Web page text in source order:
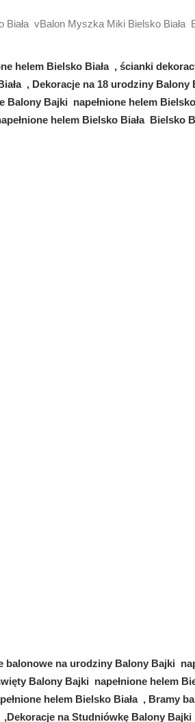
vBalon Myszka Miki Bielsko
helem Bielsko Biała , ścianki
, Dekoracje na 18 urodziny
Balony Bajki napełnione helem
helem Bielsko Biała Bielsko
balonowe na urodziny Balony Bajki
Balony Bajki napełnione helem
helem Bielsko Biała , Bramy
na Studniówkę Balony